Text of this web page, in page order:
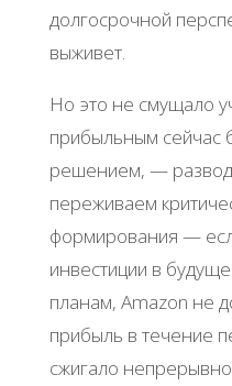
долгосрочной
выживет.
Но это не смущало
прибыльным сейчас
решением, —
переживаем
формирования —
инвестиции в
планам, Amazon не
прибыль в течение
сжигало